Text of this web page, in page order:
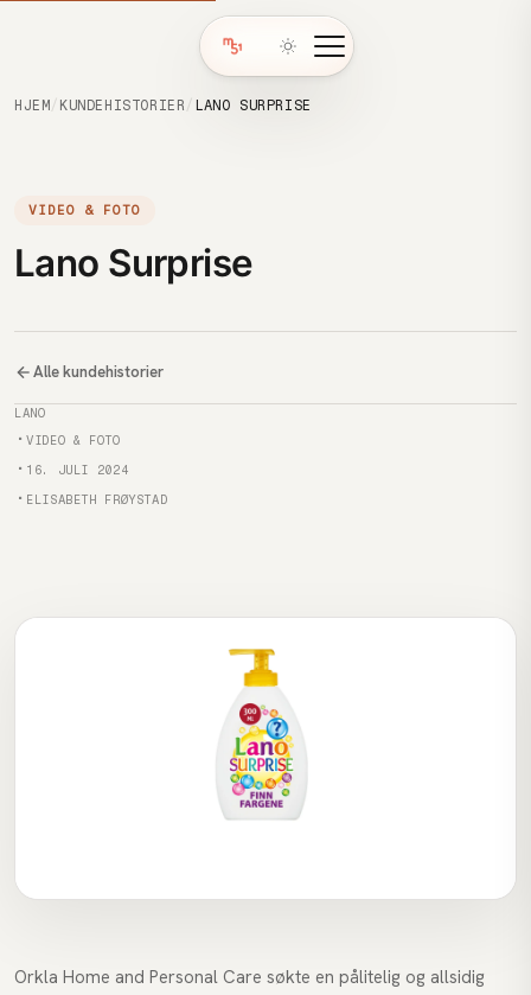
HJEM / KUNDEHISTORIER / LANO SURPRISE
VIDEO & FOTO
Lano Surprise
Alle kundehistorier
Kunde
LANO
Kategori
VIDEO & FOTO
Publisert
16. JULI 2024
Forfatter
ELISABETH FRØYSTAD
Orkla Home and Personal Care søkte en pålitelig og allsidig